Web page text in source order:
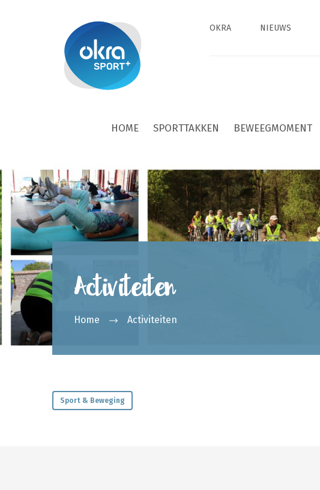
OKRA NIEUWS
HOME SPORTTAKKEN BEWEEGMOMENT
Activiteiten
Home Activiteiten
Sport & Beweging